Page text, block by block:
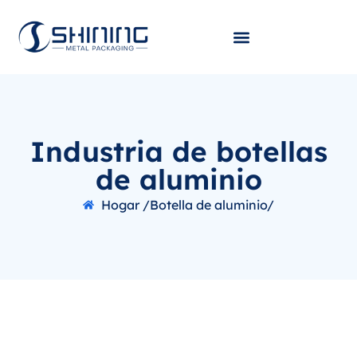
Industria de botellas
de aluminio
Hogar /Botella de aluminio/